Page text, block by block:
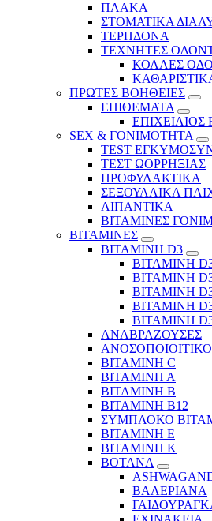
ΠΛΑΚΑ
ΣΤΟΜΑΤΙΚΑ
ΤΕΡΗΔΟΝΑ
ΤΕΧΝΗΤΕΣ
ΚΟΛΛΕΣ
ΠΡΩΤΕΣ ΒΟΗΘΕΙΕΣ
ΕΠΙΘΕΜΑΤΑ
ΕΠΙΧΕΙΛΙΟΣ
SEX & ΓΟΝΙΜΟΤΗΤΑ
TEST
ΤΕΣΤ ΩΟΡΡΗΞΙΑΣ
ΠΡΟΦΥΛΑΚΤΙΚΑ
ΣΕΞΟΥΑΛΙΚΑ
ΛΙΠΑΝΤΙΚΑ
ΒΙΤΑΜΙΝΕΣ
ΒΙΤΑΜΙΝΕΣ
ΒΙΤΑΜΙΝΗ D3
ΒΙΤΑΜΙΝΗ
ΒΙΤΑΜΙΝΗ
ΒΙΤΑΜΙΝΗ
ΒΙΤΑΜΙΝΗ
BITAMINH
ΑΝΑΒΡΑΖΟΥΣΕΣ
ΑΝΟΣΟΠΟΙΟΙΤΙΚΟ
ΒΙΤΑΜΙΝΗ C
ΒΙΤΑΜΙΝΗ Α
ΒΙΤΑΜΙΝΗ Β
ΒΙΤΑΜΙΝΗ Β12
ΣΥΜΠΛΟΚΟ
ΒΙΤΑΜΙΝΗ Ε
ΒΙΤΑΜΙΝΗ Κ
ΒΟΤΑΝΑ
ΒΑΛΕΡΙΑΝΑ